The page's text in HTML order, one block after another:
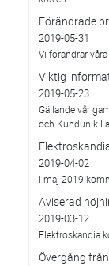
Förändrade
2019-05-31
Vi förändrar
Viktig
2019-05-23
Gällande vår
och Kundunik
2019-04-02
I maj 2019
Aviserad
2019-03-12
Elektroskandia
Övergång